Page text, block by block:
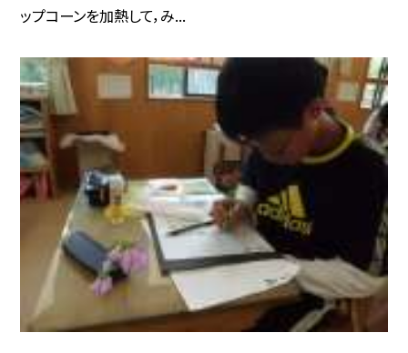
ップコーンを加熱して，み...